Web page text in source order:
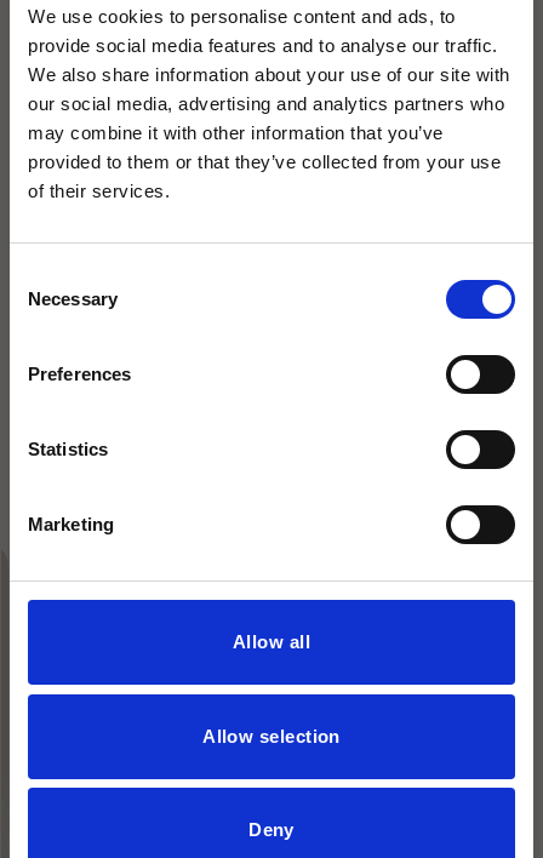
We use cookies to personalise content and ads, to
provide social media features and to analyse our traffic.
We also share information about your use of our site with
our social media, advertising and analytics partners who
may combine it with other information that you’ve
provided to them or that they’ve collected from your use
of their services.
Selection
Necessary
Preferences
Statistics
Marketing
Allow all
Allow selection
Deny
Installationsanleitung
Installationsanleitung_Cristalplant_Wandmontage
Installationsanleitung_Cristalplant_Bodenmontage